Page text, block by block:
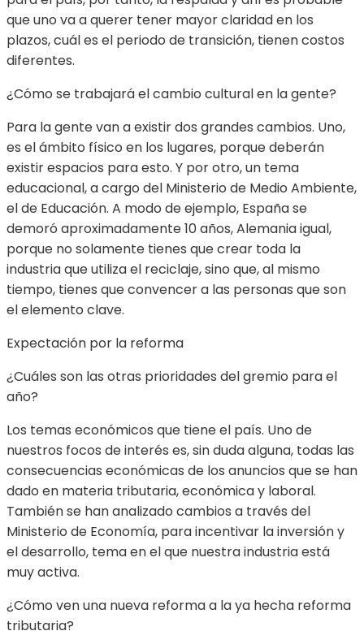
que uno va a querer tener mayor claridad en los
plazos, cuál es el periodo de transición, tienen costos
diferentes.
¿Cómo se trabajará el cambio cultural en la gente?
Para la gente van a existir dos grandes cambios. Uno,
es el ámbito físico en los lugares, porque deberán
existir espacios para esto. Y por otro, un tema
educacional, a cargo del Ministerio de Medio Ambiente,
el de Educación. A modo de ejemplo, España se
demoró aproximadamente 10 años, Alemania igual,
porque no solamente tienes que crear toda la
industria que utiliza el reciclaje, sino que, al mismo
tiempo, tienes que convencer a las personas que son
el elemento clave.
Expectación por la reforma
¿Cuáles son las otras prioridades del gremio para el
año?
Los temas económicos que tiene el país. Uno de
nuestros focos de interés es, sin duda alguna, todas las
consecuencias económicas de los anuncios que se han
dado en materia tributaria, económica y laboral.
También se han analizado cambios a través del
Ministerio de Economía, para incentivar la inversión y
el desarrollo, tema en el que nuestra industria está
muy activa.
¿Cómo ven una nueva reforma a la ya hecha reforma
tributaria?